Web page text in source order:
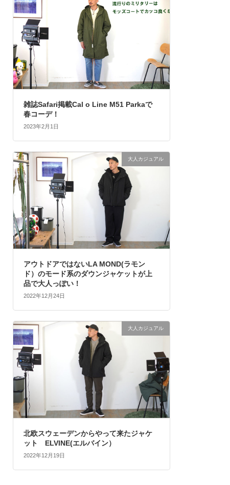
雑誌Safari掲載Cal o Line M51 Parkaで
春コーデ！
2023年2月1日
大人カジュアル
アウトドアではないLA MOND(ラモン
ド）のモード系のダウンジャケットが上
品で大人っぽい！
2022年12月24日
大人カジュアル
北欧スウェーデンからやって来たジャケ
ット ELVINE(エルバイン）
2022年12月19日